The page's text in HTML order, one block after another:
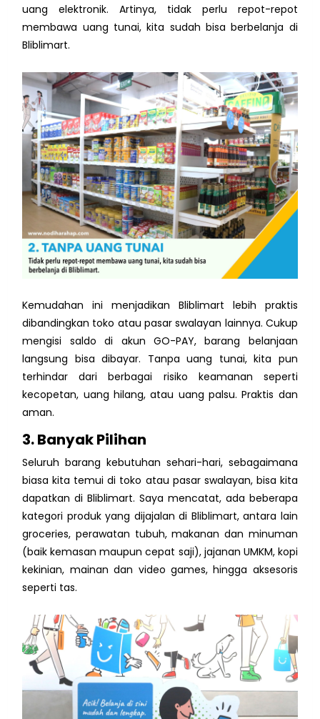
uang elektronik. Artinya, tidak perlu repot-repot
membawa uang tunai, kita sudah bisa berbelanja di
Bliblimart.
Kemudahan ini menjadikan Bliblimart lebih praktis
dibandingkan toko atau pasar swalayan lainnya. Cukup
mengisi saldo di akun GO-PAY, barang belanjaan
langsung bisa dibayar. Tanpa uang tunai, kita pun
terhindar dari berbagai risiko keamanan seperti
kecopetan, uang hilang, atau uang palsu. Praktis dan
aman.
3. Banyak Pilihan
Seluruh barang kebutuhan sehari-hari, sebagaimana
biasa kita temui di toko atau pasar swalayan, bisa kita
dapatkan di Bliblimart. Saya mencatat, ada beberapa
kategori produk yang dijajalan di Bliblimart, antara lain
groceries, perawatan tubuh, makanan dan minuman
(baik kemasan maupun cepat saji), jajanan UMKM, kopi
kekinian, mainan dan video games, hingga aksesoris
seperti tas.